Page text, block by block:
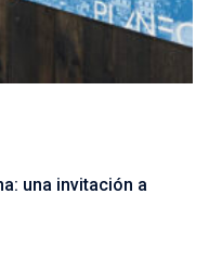
una invitación a